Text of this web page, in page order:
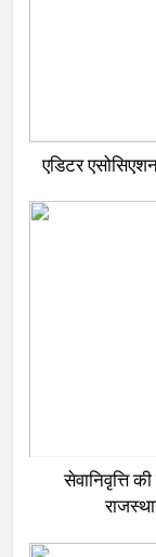
एडिटर
सेवानिवृत्ति